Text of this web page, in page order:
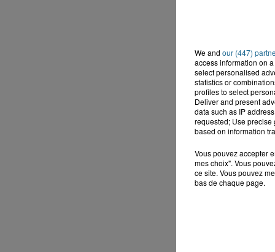
We and our (447)
access information on
select personalised
statistics or
profiles to select
Deliver and present
data such as IP
requested; Use precise
based on information
Vous pouvez accepter
mes choix". Vous
ce site. Vous pouvez
bas de chaque page.